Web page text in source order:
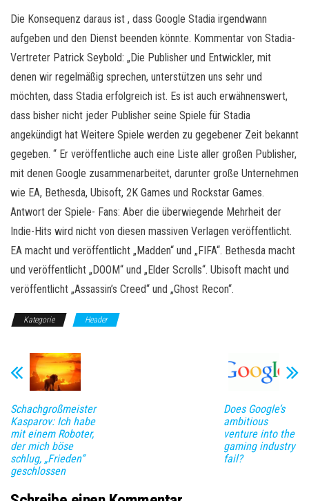
Die Konsequenz daraus ist , dass Google Stadia irgendwann
aufgeben und den Dienst beenden könnte. Kommentar von Stadia-
Vertreter Patrick Seybold: „Die Publisher und Entwickler, mit
denen wir regelmäßig sprechen, unterstützen uns sehr und
möchten, dass Stadia erfolgreich ist. Es ist auch erwähnenswert,
dass bisher nicht jeder Publisher seine Spiele für Stadia
angekündigt hat Weitere Spiele werden zu gegebener Zeit bekannt
gegeben. “ Er veröffentliche auch eine Liste aller großen Publisher,
mit denen Google zusammenarbeitet, darunter große Unternehmen
wie EA, Bethesda, Ubisoft, 2K Games und Rockstar Games.
Antwort der Spiele- Fans: Aber die überwiegende Mehrheit der
Indie-Hits wird nicht von diesen massiven Verlagen veröffentlicht.
EA macht und veröffentlicht „Madden“ und „FIFA“. Bethesda macht
und veröffentlicht „DOOM“ und „Elder Scrolls“. Ubisoft macht und
veröffentlicht „Assassin’s Creed“ und „Ghost Recon“.
Kategorie Header
Schachgroßmeister
Kasparov: Ich habe
mit einem Roboter,
der mich böse
schlug, „Frieden“
geschlossen
Does Google’s
ambitious
venture into the
gaming industry
fail?